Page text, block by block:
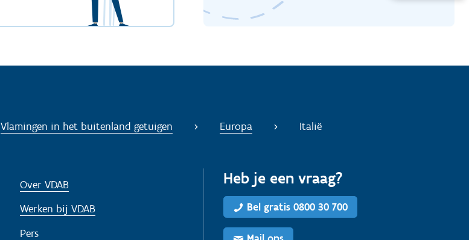
Vlamingen in het buitenland getuigen Europa Italië
Over VDAB
Werken bij VDAB
Pers
Heb je een vraag?
Bel gratis 0800 30 700